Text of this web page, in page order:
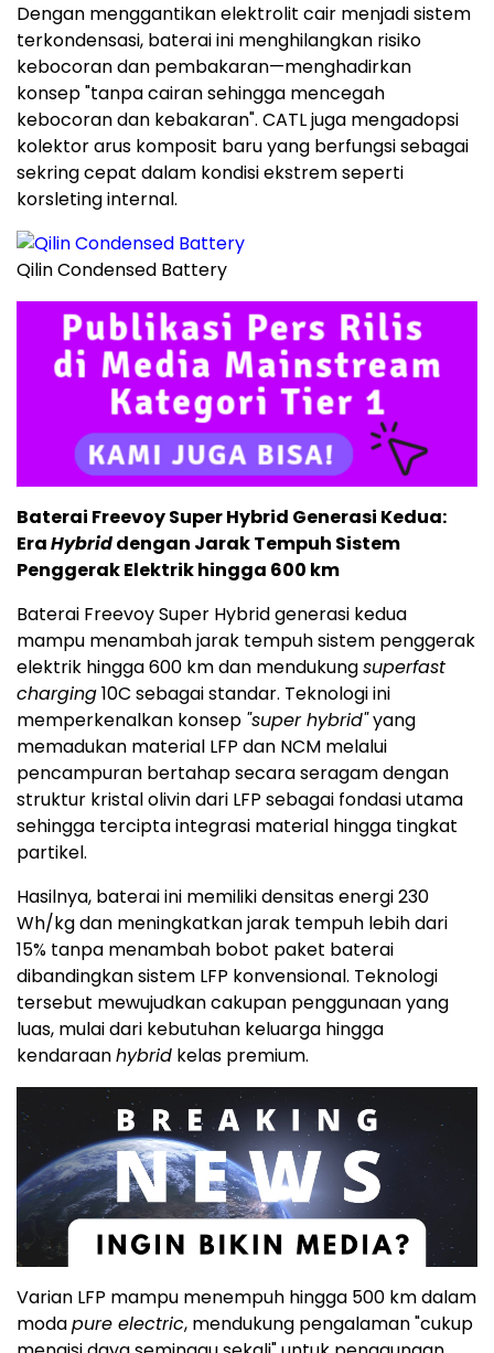
Dengan menggantikan elektrolit cair menjadi sistem
terkondensasi, baterai ini menghilangkan risiko
kebocoran dan pembakaran—menghadirkan
konsep "tanpa cairan sehingga mencegah
kebocoran dan kebakaran". CATL juga mengadopsi
kolektor arus komposit baru yang berfungsi sebagai
sekring cepat dalam kondisi ekstrem seperti
korsleting internal.
Qilin Condensed Battery
Baterai Freevoy Super Hybrid Generasi Kedua:
EraHybriddengan Jarak Tempuh Sistem
Penggerak Elektrik hingga 600 km
Baterai Freevoy Super Hybrid generasi kedua
mampu menambah jarak tempuh sistem penggerak
elektrik hingga 600 km dan mendukungsuperfast
charging10C sebagai standar. Teknologi ini
memperkenalkan konsep "super hybrid"yang
memadukan material LFP dan NCM melalui
pencampuran bertahap secara seragam dengan
struktur kristal olivin dari LFP sebagai fondasi utama
sehingga tercipta integrasi material hingga tingkat
partikel.
Hasilnya, baterai ini memiliki densitas energi 230
Wh/kg dan meningkatkan jarak tempuh lebih dari
15% tanpa menambah bobot paket baterai
dibandingkan sistem LFP konvensional. Teknologi
tersebut mewujudkan cakupan penggunaan yang
luas, mulai dari kebutuhan keluarga hingga
kendaraanhybrid kelas premium.
Varian LFP mampu menempuh hingga 500 km dalam
modapure electric, mendukung pengalaman "cukup